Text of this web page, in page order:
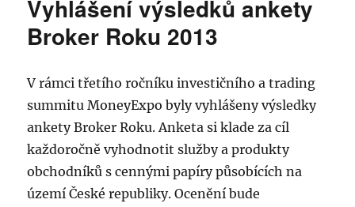
FOREX
–
nástroje
obchodování
–
Plus500
Vyhlášení výsledků ankety
Broker Roku 2013
V rámci třetího ročníku investičního a trading
summitu MoneyExpo byly vyhlášeny výsledky
ankety Broker Roku. Anketa si klade za cíl
každoročně vyhodnotit služby a produkty
obchodníků s cennými papíry působících na
území České republiky. Ocenění bude